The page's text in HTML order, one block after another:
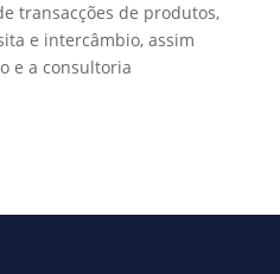
transacções de produtos,
e intercâmbio, assim
e a consultoria